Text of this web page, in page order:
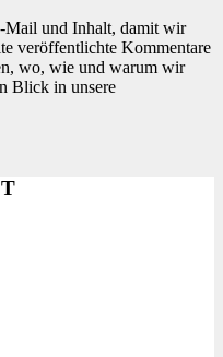
Mail und Inhalt, damit wir
veröffentlichte Kommentare
wo, wie und warum wir
Blick in unsere